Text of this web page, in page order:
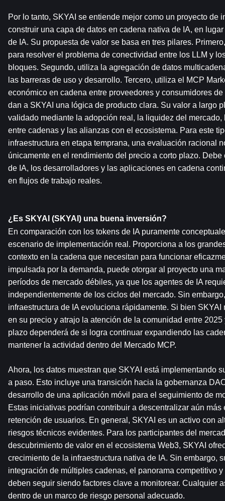
Por lo tanto, SKYAI se entiende mejor como un proyecto de
construir una capa de datos en cadena nativa de IA, en
de IA. Su propuesta de valor se basa en tres pilares.
para resolver el problema de conectividad entre los LLM y
bloques. Segundo, utiliza la agregación de datos
las barreras de uso y desarrollo. Tercero, utiliza el MCP
económico en cadena entre proveedores y consumidores
dan a SKYAI una lógica de producto clara. Su valor a largo
validado mediante la adopción real, la liquidez del
entre cadenas y las alianzas con el ecosistema. Para este
infraestructura en etapa temprana, una evaluación racional
únicamente en el rendimiento del precio a corto plazo.
de IA, los desarrolladores y las aplicaciones en cadena
en flujos de trabajo reales.
¿Es SKYAI (SKYAI) una buena inversión?
En comparación con los tokens de IA puramente
escenario de implementación real. Proporciona a los
contexto en la cadena que necesitan para funcionar
impulsada por la demanda, puede otorgar al proyecto una
períodos de mercado débiles, ya que los agentes de IA
independientemente de los ciclos del mercado. Sin
infraestructura de IA evoluciona rápidamente. Si bien SKYAI
en su precio y atrajo la atención de la comunidad entre
plazo dependerá de si logra continuar expandiendo las
mantener la actividad dentro del Mercado MCP.
Ahora, los datos muestran que SKYAI está implementando
a paso. Esto incluye una transición hacia la gobernanza
desarrollo de una aplicación móvil para el seguimiento de
Estas iniciativas podrían contribuir a descentralizar aún más
retención de usuarios. En general, SKYAI es un activo con
riesgos técnicos evidentes. Para los participantes del
descubrimiento de valor en el ecosistema Web3, SKYAI
crecimiento de la infraestructura nativa de IA. Sin embargo,
integración de múltiples cadenas, el panorama competitivo
deben seguir siendo factores clave a monitorear. Cualquier
dentro de un marco de riesgo personal adecuado.